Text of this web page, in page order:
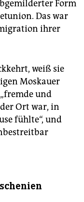
Form
Das war
ihrer
weiß sie
Moskauer
und
Ort war, in
fühlte“, und